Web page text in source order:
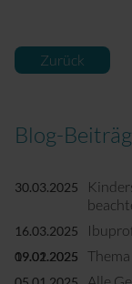
Zurück
Blog-
30.03.2025
16.03.2025
09.02.2025
19.01.2025
Alle